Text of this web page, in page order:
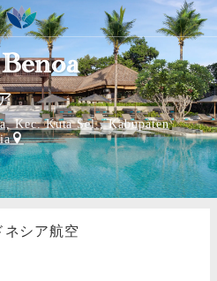
Kec. Kuta Sel., Kabupaten
ネシア航空